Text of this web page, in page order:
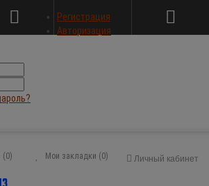
Личный кабинет
Мои закладки (0)
(0)
Регистрация
Авторизация